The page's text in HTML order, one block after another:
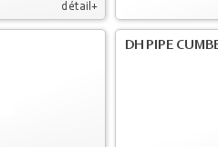
détail+
DH PIPE